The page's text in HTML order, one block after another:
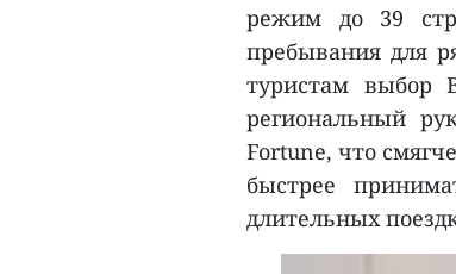
режим до 39
пребывания для
туристам выбор
региональный
Fortune, что
быстрее
длительных